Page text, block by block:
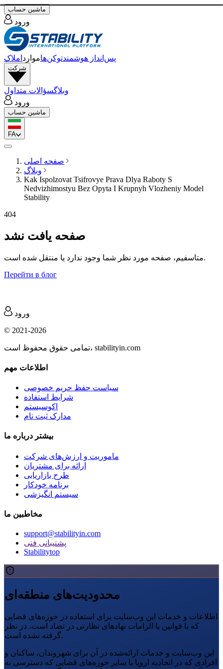
ماشین حساب
ورود
پس‌انداز هوشمندتوکن‌هاموارد املاک
شرکت
وبلاگسؤالات متداول
ورود
ماشین حساب
FA
صفحه اصلی
وبلاگ
Kak Ispolzovat Tsifrovye Prava Dlya Raboty S
Nedvizhimostyu Bez Opyta I Krupnyh Vlozheniy Model
Stability
404
صفحه یافت نشد
متاسفیم، صفحه مورد نظر شما وجود ندارد یا منتقل شده است.
Перейти в блог
ورود
© 2021-2026
تمامی حقوق محفوظ است، stabilityin.com
اطلاعات مهم
سیاست حفظ حریم خصوصی
شرایط استفاده
اکوسیستم
مدارک ثبت نام
بیشتر درباره ما
ماموریت و ارزش‌های شرکت
ارائه برای مشتریان
طرح بازاریابی
برنامه خودکار
سیستم انگیزشی
مخاطبین ما
support@stabilityin.com
پشتیبانی فنی
Stabilitytop
محدودیت‌های منطقه‌ای
اطلاعات و خدمات این وب‌سایت برای استفاده در حوزه‌های قضایی
که با قوانین یا الزامات نهادهای نظارتی در تضاد است، در نظر
گرفته نشده است.
این وب‌سایت و خدمات ارائه‌شده در آن برای شهروندان، ساکنان و
افرادی که در اتحادیه اروپا یا سایر حوزه‌های قضایی که دسترسی به